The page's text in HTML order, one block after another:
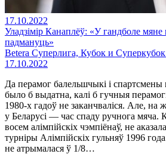
17.10.2022
Уладзімір Канаплёў: «У гандболе мяне
падмануць»
Betera Суперлига, Кубок и
17.10.2022
Да перамог балельшчыкі і
было б выдатна, калі б гучныя
1980-х гадоў не заканчваліся. Але, на
у Беларусі — час спаду ручнога мяча.
восем алімпійскіх чэмпіёнаў, не
турніры Алімпійскіх гульняў 1996
не атрымалася ў 1/8…